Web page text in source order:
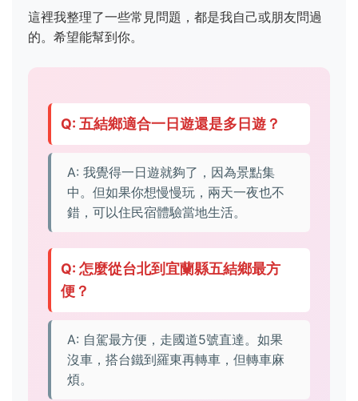
這裡我整理了一些常見問題，都是我自己或朋友問過
的。希望能幫到你。
Q: 五結鄉適合一日遊還是多日遊？
A: 我覺得一日遊就夠了，因為景點集
中。但如果你想慢慢玩，兩天一夜也不
錯，可以住民宿體驗當地生活。
Q: 怎麼從台北到宜蘭縣五結鄉最方
便？
A: 自駕最方便，走國道5號直達。如果
沒車，搭台鐵到羅東再轉車，但轉車麻
煩。